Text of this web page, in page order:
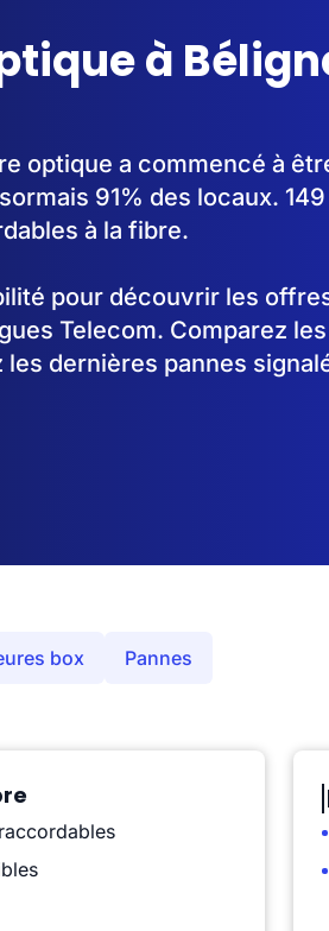
à
optique a commencé à
91% des locaux.
à la fibre.
pour découvrir les
Telecom. Comparez
dernières pannes
box Pannes